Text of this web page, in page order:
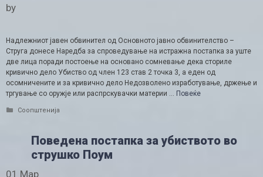
by
Надлежниот јавен обвинител од Основното јавно обвинителство –
Струга донесе Наредба за спроведување на истражна постапка за уште
две лица поради постоење на основано сомневање дека сториле
кривично дело Убиство од член 123 став 2 точка 3, а еден од
осомничените и за кривично дело Недозволено изработување, држење и
тргување со оружје или распрскувачки материи … Повеќе
Categories
Соопштенија
Поведена постапка за убиството во
струшко Поум
01 Мар